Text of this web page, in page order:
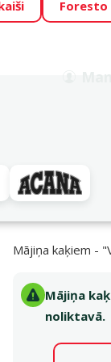
🍖 →
2027. gada
Foresto
Mājiņa kaķiem -
Mājiņa
noliktavā.